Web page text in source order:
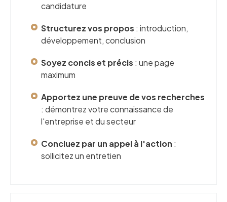
candidature
Structurez vos propos : introduction,
développement, conclusion
Soyez concis et précis : une page
maximum
Apportez une preuve de vos recherches
: démontrez votre connaissance de
l'entreprise et du secteur
Concluez par un appel à l'action :
sollicitez un entretien